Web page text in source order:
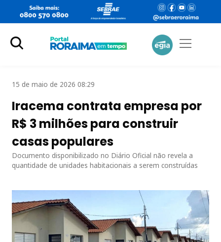
15 de maio de 2026 08:29
Iracema contrata empresa por
R$ 3 milhões para construir
casas populares
Documento disponibilizado no Diário Oficial não revela a
quantidade de unidades habitacionais a serem construídas